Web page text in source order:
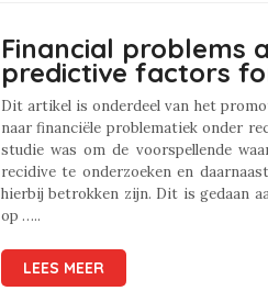
Financial problems
predictive factors
Dit artikel is onderdeel van het
naar financiële problematiek onder
studie was om de voorspellende
recidive te onderzoeken en
hierbij betrokken zijn. Dit is gedaan
op …..
LEES MEER